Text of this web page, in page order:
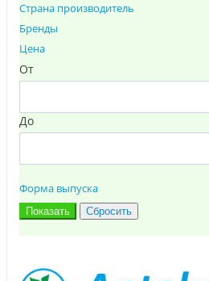
Страна производитель
Бренды
Цена
От
До
Форма выпуска